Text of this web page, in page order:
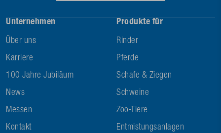
Unternehmen
Über uns
Karriere
100 Jahre Jubiläum
News
Messen
Kontakt
Produkte für
Rinder
Pferde
Schafe & Ziegen
Schweine
Zoo-Tiere
Entmistungsanlagen